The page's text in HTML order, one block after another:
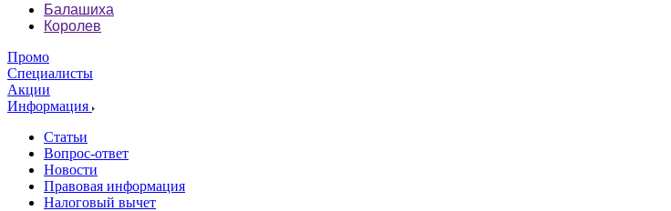
Балашиха
Королев
Промо
Специалисты
Акции
Информация
Статьи
Вопрос-ответ
Новости
Правовая информация
Налоговый вычет